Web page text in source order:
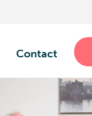
Contact